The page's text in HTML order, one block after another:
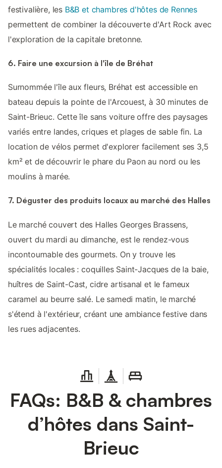
festivalière, les B&B et chambres d'hôtes de Rennes
permettent de combiner la découverte d'Art Rock avec
l'exploration de la capitale bretonne.
6. Faire une excursion à l'île de Bréhat
Surnommée l'île aux fleurs, Bréhat est accessible en
bateau depuis la pointe de l'Arcouest, à 30 minutes de
Saint-Brieuc. Cette île sans voiture offre des paysages
variés entre landes, criques et plages de sable fin. La
location de vélos permet d'explorer facilement ses 3,5
km² et de découvrir le phare du Paon au nord ou les
moulins à marée.
7. Déguster des produits locaux au marché des Halles
Le marché couvert des Halles Georges Brassens,
ouvert du mardi au dimanche, est le rendez-vous
incontournable des gourmets. On y trouve les
spécialités locales : coquilles Saint-Jacques de la baie,
huîtres de Saint-Cast, cidre artisanal et le fameux
caramel au beurre salé. Le samedi matin, le marché
s'étend à l'extérieur, créant une ambiance festive dans
les rues adjacentes.
FAQs: B&B & chambres
d’hôtes dans Saint-
Brieuc